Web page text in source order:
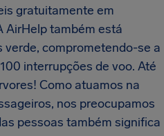
gratuitamente em
AirHelp também está
comprometendo-se a
interrupções de voo. Até
Como atuamos na
nos preocupamos
pessoas também significa